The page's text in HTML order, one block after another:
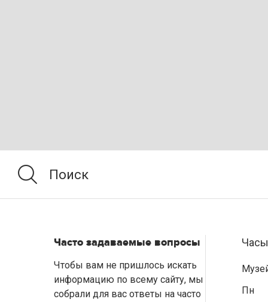
Часто задаваемые вопросы
Чтобы вам не пришлось искать
информацию по всему сайту, мы
собрали для вас ответы на часто
Пн